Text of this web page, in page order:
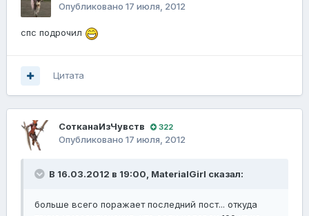
Опубликовано 17 июля, 2012
спс подрочил
Цитата
СотканаИзЧувств 322
Опубликовано 17 июля, 2012
В 16.03.2012 в 19:00, MaterialGirl сказал:
больше всего поражает последний пост... откуда